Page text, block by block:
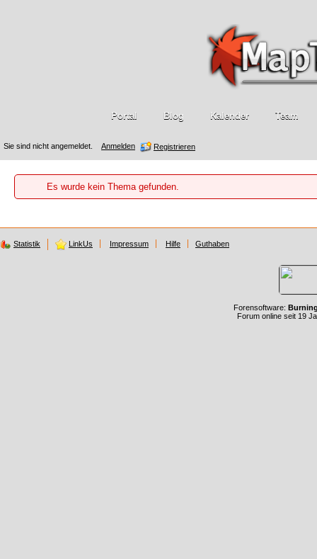
Sie sind nicht angemeldet. Anmelden Registrieren
Portal Blog Kalender Team
Es wurde kein Thema gefunden.
Statistik LinkUs Impressum Hilfe Guthaben
Forensoftware:
Forum online seit 19